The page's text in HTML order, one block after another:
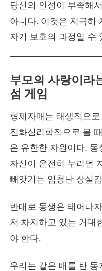
당신의 인성이 부족해
아니다. 이것은 지극히
자기 보호의 과정일 수
부모의 사랑이라
섬 게임
형제자매는 태생적으
진화심리학적으로 볼
은 유한한 자원이다.
자신이 온전히 누리던
빼앗기는 엄청난 상실
반대로 동생은 태어나
저 차지하고 있는 거대
야 한다.
우리는 같은 배를 탄